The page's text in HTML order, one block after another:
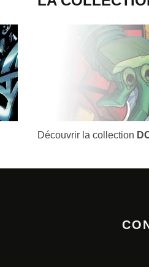
Découvrir la collection